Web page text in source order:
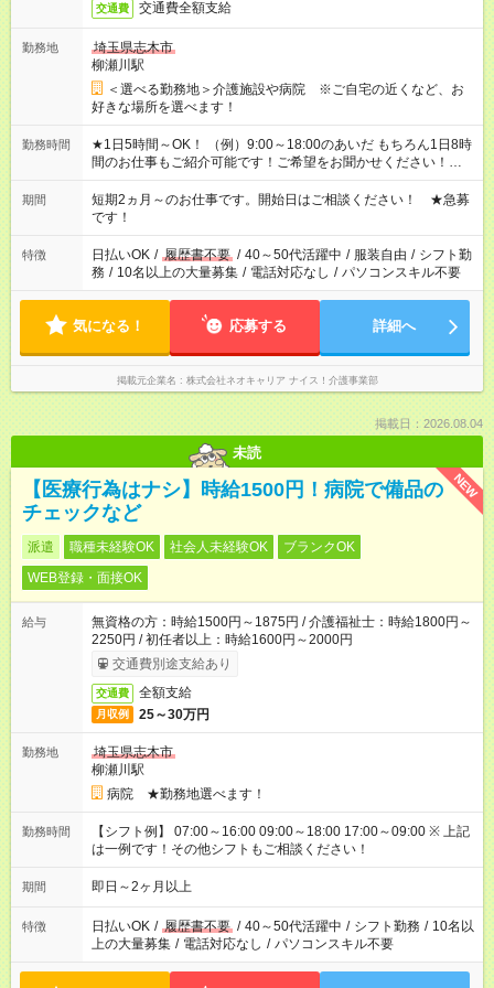
交通費 交通費全額支給
勤務地
埼玉県志木市
柳瀬川駅
＜選べる勤務地＞介護施設や病院 ※ご自宅の近くなど、お
好きな場所を選べます！
勤務時間
★1日5時間～OK！ （例）9:00～18:00のあいだ もちろん1日8時
間のお仕事もご紹介可能です！ご希望をお聞かせください！★家
庭の都合でお休みが必要な場合も遠慮なくご相談ください。 ※
週最低15時間以上の勤務が必要です
期間
短期2ヵ月～のお仕事です。開始日はご相談ください！ ★急募
です！
特徴 日払いOK / 履歴書不要 / 40～50代活躍中 / 服装自由 / シフト勤
務 / 10名以上の大量募集 / 電話対応なし / パソコンスキル不要
気になる！ 応募する 詳細へ
掲載元企業名 株式会社ネオキャリア ナイス！介護事業部
掲載日：2026.08.04
未読
NEW
【医療行為はナシ】時給1500円！病院で備品の
チェックなど
派遣 職種未経験OK 社会人未経験OK
ブランクOK
WEB登録・面接OK
給与
無資格の方：時給1500円～1875円 / 介護福祉士：時給1800円～
2250円 / 初任者以上：時給1600円～2000円
交通費別途支給あり
交通費 全額支給
月収例 25～30万円
勤務地
埼玉県志木市
柳瀬川駅
病院 ★勤務地選べます！
勤務時間
【シフト例】 07:00～16:00 09:00～18:00 17:00～09:00 ※ 上記
は一例です！その他シフトもご相談ください！
期間 即日～2ヶ月以上
特徴 日払いOK / 履歴書不要 / 40～50代活躍中 / シフト勤務 / 10名以
上の大量募集 / 電話対応なし / パソコンスキル不要